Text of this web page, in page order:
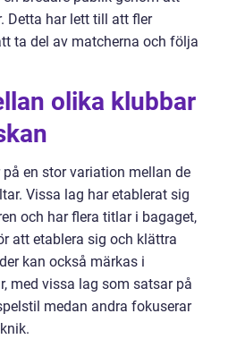
Detta har lett till att fler
ta del av matcherna och följa
olika klubbar
en stor variation mellan de
Vissa lag har etablerat sig
och har flera titlar i bagaget,
att etablera sig och klättra
kan också märkas i
med vissa lag som satsar på
medan andra fokuserar